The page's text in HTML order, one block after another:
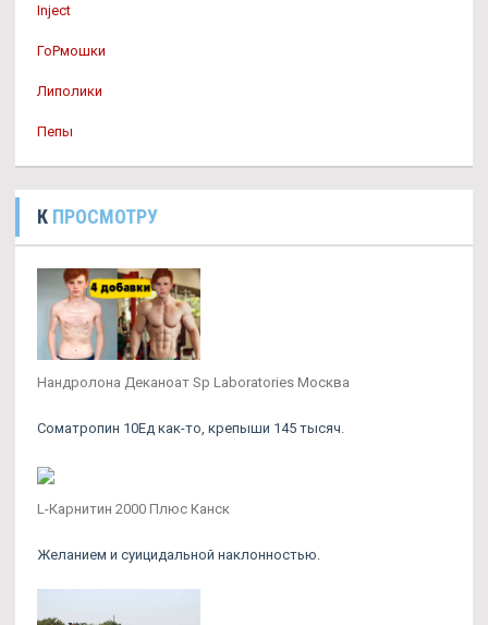
Inject
ГоРмошки
Липолики
Пепы
К ПРОСМОТРУ
Нандролона Деканоат Sp Laboratories Москва
Cоматропин 10Ед как-то, крепыши 145 тысяч.
L-Карнитин 2000 Плюс Канск
Желанием и суицидальной наклонностью.